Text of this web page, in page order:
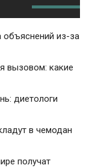
объяснений из-за
вызовом: какие
диетологи
в чемодан
получат